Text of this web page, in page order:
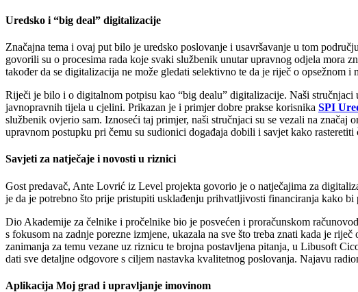
Uredsko i “big deal” digitalizacije
Značajna tema i ovaj put bilo je uredsko poslovanje i usavršavanje u tom
govorili su o procesima rada koje svaki službenik unutar upravnog odjela mora
također da se digitalizacija ne može gledati selektivno te da je riječ o
Riječi je bilo i o digitalnom potpisu kao “big dealu” digitalizacije. Naši
javnopravnih tijela u cjelini. Prikazan je i primjer dobre prakse korisnika SPI
službenik ovjerio sam. Iznoseći taj primjer, naši stručnjaci su se vezali na
upravnom postupku pri čemu su sudionici događaja dobili i savjet kako rasteretiti
Savjeti za natječaje i novosti u riznici
Gost predavač, Ante Lovrić iz Level projekta govorio je o natječajima za
je da je potrebno što prije pristupiti usklađenju prihvatljivosti financiranja kako
Dio Akademije za čelnike i pročelnike bio je posvećen i proračunskom
s fokusom na zadnje porezne izmjene, ukazala na sve što treba znati kada je
zanimanja za temu vezane uz riznicu te brojna postavljena pitanja, u Libusoft
dati sve detaljne odgovore s ciljem nastavka kvalitetnog poslovanja. Najavu
Aplikacija Moj grad i upravljanje imovinom